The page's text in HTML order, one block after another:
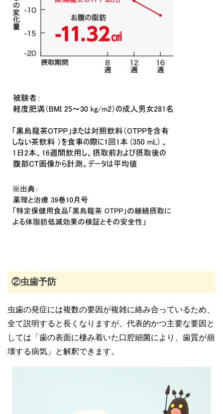
②虫歯予防
虫歯の発症には複数の要因が複雑に絡み合っているため、
全て説明すると長くなりますが、代表的かつ主要な要因と
しては「歯の表面に棲み着いた口腔細菌により、歯質が崩
壊する病気」と解釈できます。